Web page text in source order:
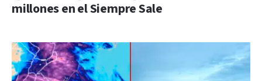
millones en el Siempre Sale